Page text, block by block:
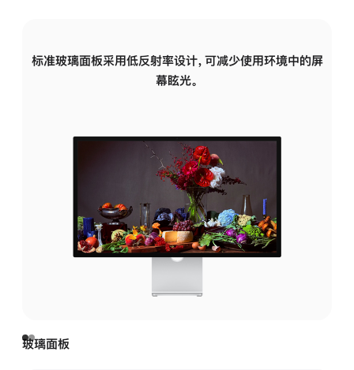
标准玻璃面板采用低反射率设计，可减少使用环境中的屏
幕眩光。
玻璃面板